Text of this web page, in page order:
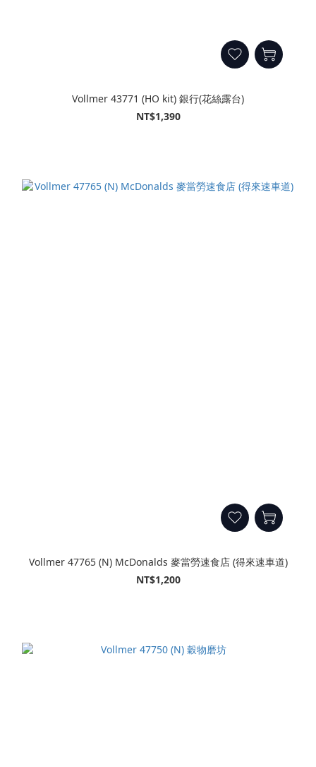
Vollmer 43771 (HO kit) 銀行(花絲露台)
NT$1,390
Vollmer 47765 (N) McDonalds 麥當勞速食店 (得來速車道)
NT$1,200